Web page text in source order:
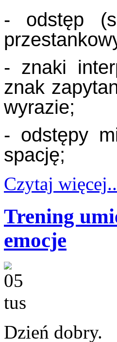
- odstęp
- znaki
znak
wyrazie;
- odstępy
spację;
Czytaj
Trening
emocje
Dzień dobry.